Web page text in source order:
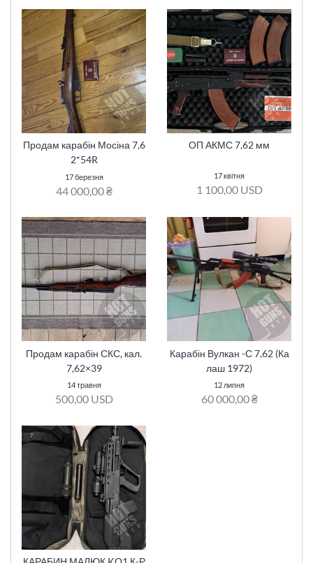
Продам карабін Мосіна 7,6
2*54R
17 березня
44 000,00 ₴
ОП АКМС 7,62 мм
17 квітня
1 100,00 USD
Продам карабін СКС, кал.
7,62×39
14 травня
500,00 USD
Карабін Вулкан -С 7,62 (Ка
лаш 1972)
12 липня
60 000,00 ₴